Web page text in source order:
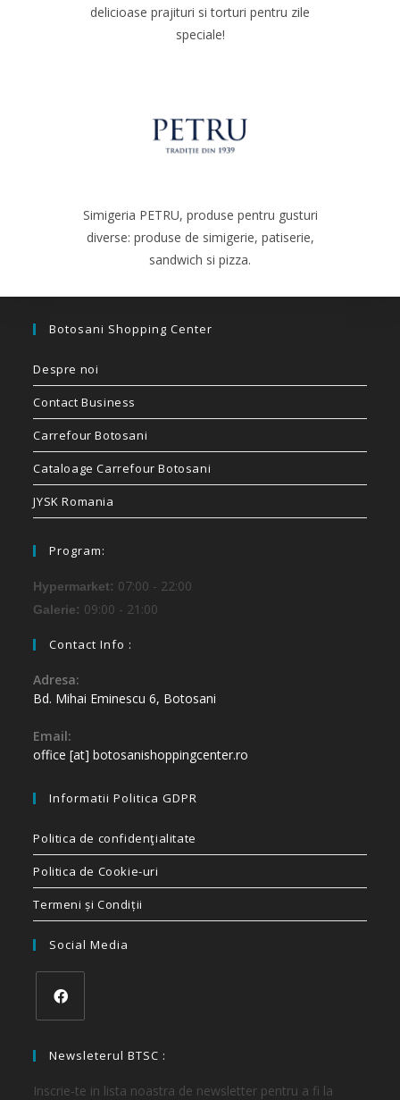
delicioase prajituri si torturi pentru zile
speciale!
Simigeria PETRU, produse pentru gusturi
diverse: produse de simigerie, patiserie,
sandwich si pizza.
Botosani Shopping Center
Despre noi
Contact Business
Carrefour Botosani
Cataloage Carrefour Botosani
JYSK Romania
Program:
Hypermarket: 07:00 - 22:00
Galerie: 09:00 - 21:00
Contact Info :
Adresa:
Bd. Mihai Eminescu 6, Botosani
Email:
office [at] botosanishoppingcenter.ro
Informatii Politica GDPR
Politica de confidenţialitate
Politica de Cookie-uri
Termeni și Condiții
Social Media
Newsleterul BTSC :
Inscrie-te in lista noastra de newsletter pentru a fi la